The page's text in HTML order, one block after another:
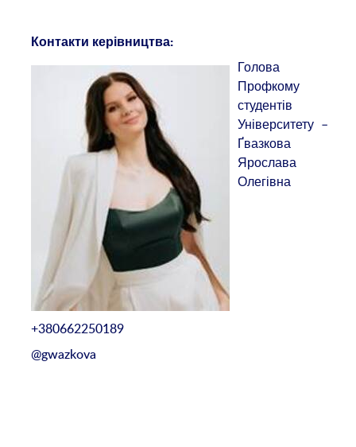
Контакти керівництва:
Голова
Профкому
студентів
Університету –
Ґвазкова
Ярослава
Олегівна
+380662250189
@gwazkova